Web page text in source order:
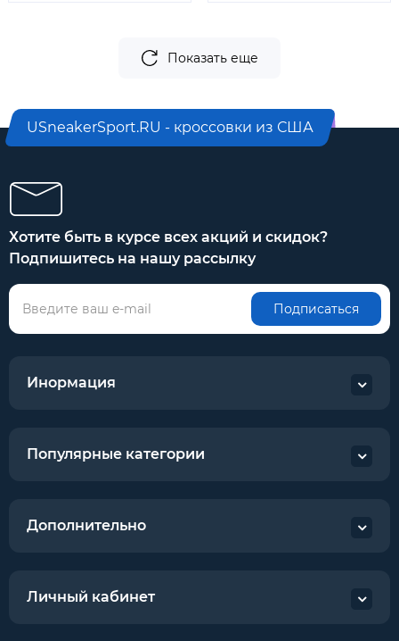
Показать еще
USneakerSport.RU - кроссовки из США
Хотите быть в курсе всех акций и скидок?
Подпишитесь на нашу рассылку
Подписаться
Инормация
Популярные категории
Дополнительно
Личный кабинет